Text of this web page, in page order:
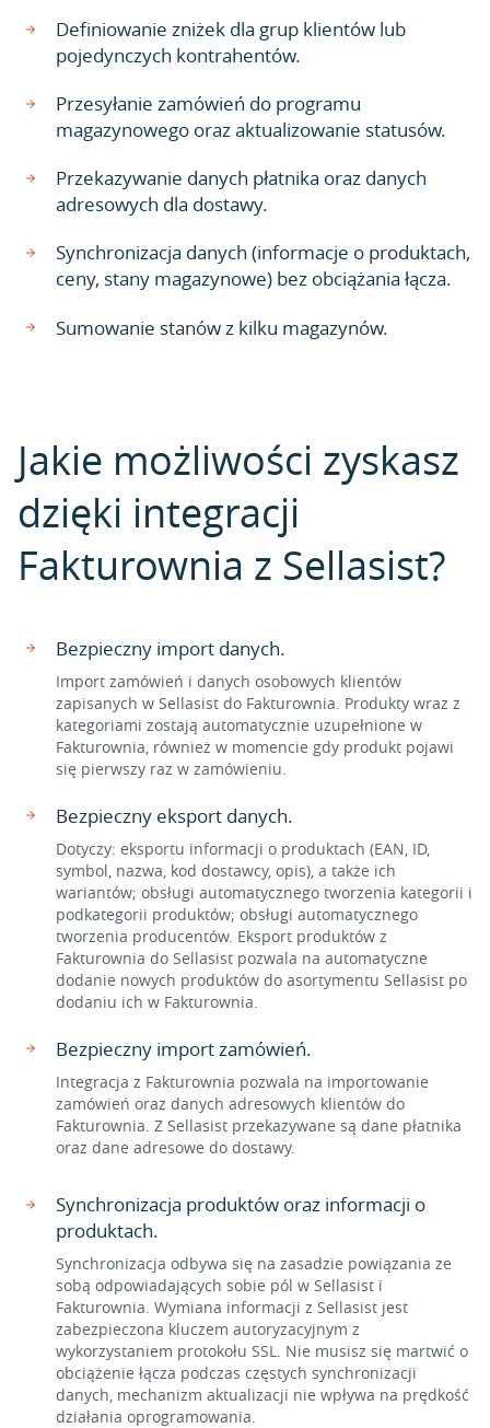
Definiowanie zniżek dla grup klientów lub
pojedynczych kontrahentów.
Przesyłanie zamówień do programu
magazynowego oraz aktualizowanie statusów.
Przekazywanie danych płatnika oraz danych
adresowych dla dostawy.
Synchronizacja danych (informacje o produktach,
ceny, stany magazynowe) bez obciążania łącza.
Sumowanie stanów z kilku magazynów.
Jakie możliwości zyskasz
dzięki integracji
Fakturownia z Sellasist?
Bezpieczny import danych.
Import zamówień i danych osobowych klientów
zapisanych w Sellasist do Fakturownia. Produkty wraz z
kategoriami zostają automatycznie uzupełnione w
Fakturownia, również w momencie gdy produkt pojawi
się pierwszy raz w zamówieniu.
Bezpieczny eksport danych.
Dotyczy: eksportu informacji o produktach (EAN, ID,
symbol, nazwa, kod dostawcy, opis), a także ich
wariantów; obsługi automatycznego tworzenia kategorii i
podkategorii produktów; obsługi automatycznego
tworzenia producentów. Eksport produktów z
Fakturownia do Sellasist pozwala na automatyczne
dodanie nowych produktów do asortymentu Sellasist po
dodaniu ich w Fakturownia.
Bezpieczny import zamówień.
Integracja z Fakturownia pozwala na importowanie
zamówień oraz danych adresowych klientów do
Fakturownia. Z Sellasist przekazywane są dane płatnika
oraz dane adresowe do dostawy.
Synchronizacja produktów oraz informacji o
produktach.
Synchronizacja odbywa się na zasadzie powiązania ze
sobą odpowiadających sobie pól w Sellasist i
Fakturownia. Wymiana informacji z Sellasist jest
zabezpieczona kluczem autoryzacyjnym z
wykorzystaniem protokołu SSL. Nie musisz się martwić o
obciążenie łącza podczas częstych synchronizacji
danych, mechanizm aktualizacji nie wpływa na prędkość
działania oprogramowania.